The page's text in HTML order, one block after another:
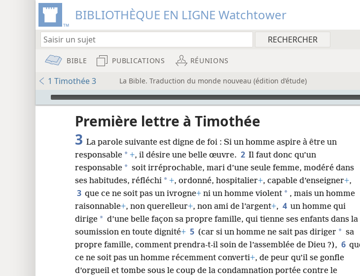
BIBLIOTHÈQUE EN LIGNE Watchtower
BIBLE PUBLICATIONS RÉUNIONS
1 Timothée 3 La Bible. Traduction du monde nouveau (édition d’étude)
Audio Player
Première lettre à Timothée
3 La parole suivante est digne de foi : Si un homme aspire à être un
responsable * +, il désire une belle œuvre. 2 Il faut donc qu’un
responsable * soit irréprochable, mari d’une seule femme, modéré dans
ses habitudes, réfléchi * +, ordonné, hospitalier+, capable d’enseigner+,
3 que ce ne soit pas un ivrogne+ ni un homme violent * , mais un homme
raisonnable+, non querelleur+, non ami de l’argent+, 4 un homme qui
dirige * d’une belle façon sa propre famille, qui tienne ses enfants dans la
soumission en toute dignité+ 5 (car si un homme ne sait pas diriger * sa
propre famille, comment prendra-t-il soin de l’assemblée de Dieu ?), 6
ce ne soit pas un homme récemment converti+, de peur qu’il se gonfle
d’orgueil et tombe sous le coup de la condamnation portée contre le